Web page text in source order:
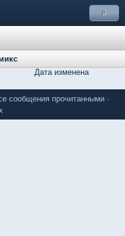
»
Дата изменена
сообщения прочитанными ·